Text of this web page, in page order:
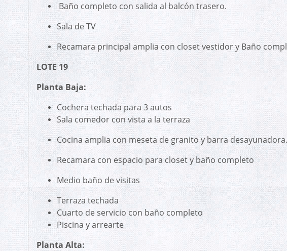
Baño completo con salida al balcón trasero.
Sala de TV
Recamara principal amplia con closet vestidor y Baño
LOTE 19
Planta Baja:
Cochera techada para 3 autos
Sala comedor con vista a la terraza
Cocina amplia con meseta de granito y barra desayunadora.
Recamara con espacio para closet y baño completo
Medio baño de visitas
Terraza techada
Cuarto de servicio con baño completo
Piscina y arrearte
Planta Alta: